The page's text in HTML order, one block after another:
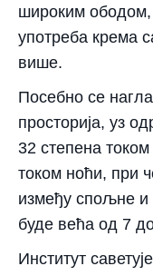
широким ободом,
употреба крема
више.
Посебно се
просторија, уз
32 степена
током ноћи, при
између спољне
буде већа од 7
Институт